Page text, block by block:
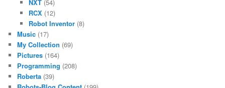
NXT(54)
RCX(12)
Robot Inventor(8)
Music (17)
My Collection (69)
Pictures (164)
Programming (208)
Roberta (39)